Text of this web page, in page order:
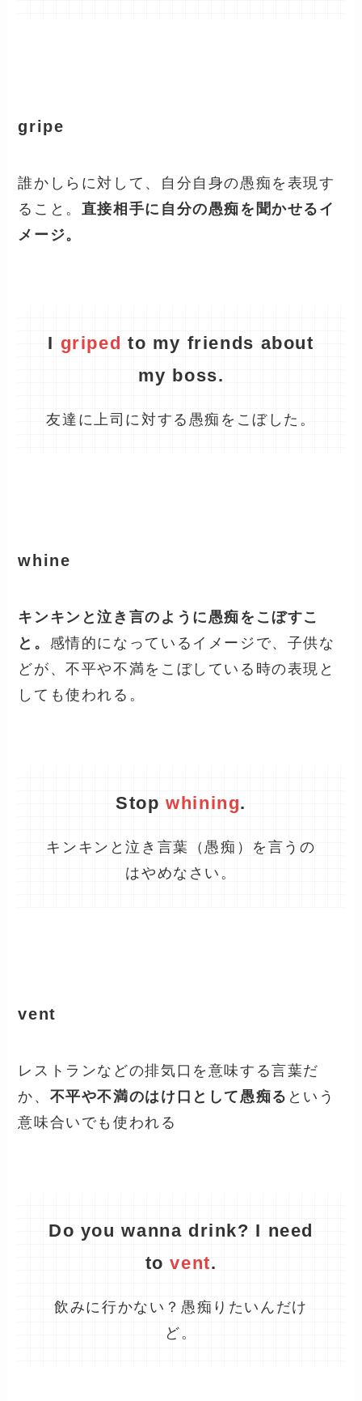
gripe
誰かしらに対して、自分自身の愚痴を表現す
ること。 直接相手に自分の愚痴を聞かせるイ
メージ。
I griped to my friends about
my boss.
友達に上司に対する愚痴をこぼした。
whine
キンキンと泣き言のように愚痴をこぼすこ
と。 感情的になっているイメージで、子供な
どが、不平や不満をこぼしている時の表現と
しても使われる。
Stopwhining.
キンキンと泣き言葉（愚痴）を言うの
はやめなさい。
vent
レストランなどの排気口を意味する言葉だ
か、 不平や不満のはけ口として愚痴る という
意味合いでも使われる
Do you wanna drink? I need
tovent.
飲みに行かない？愚痴りたいんだけ
ど。